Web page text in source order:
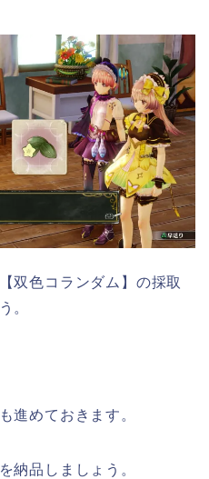
双色コランダム】の採取
。
も進めておきます。
を納品しましょう。